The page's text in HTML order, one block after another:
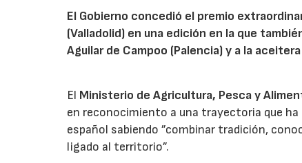
El Gobierno concedió el premio
(Valladolid) en una edición en la que
Aguilar de Campoo (Palencia) y a la
El Ministerio de Agricultura, Pesca y
en reconocimiento a una trayectoria que
español sabiendo ”combinar tradición,
ligado al territorio”.